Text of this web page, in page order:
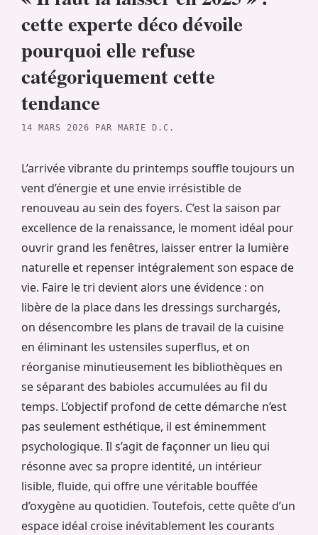
cette experte déco dévoile
pourquoi elle refuse
catégoriquement cette
tendance
14 MARS 2026 PAR MARIE D.C.
L’arrivée vibrante du printemps souffle toujours un
vent d’énergie et une envie irrésistible de
renouveau au sein des foyers. C’est la saison par
excellence de la renaissance, le moment idéal pour
ouvrir grand les fenêtres, laisser entrer la lumière
naturelle et repenser intégralement son espace de
vie. Faire le tri devient alors une évidence : on
libère de la place dans les dressings surchargés,
on désencombre les plans de travail de la cuisine
en éliminant les ustensiles superflus, et on
réorganise minutieusement les bibliothèques en
se séparant des babioles accumulées au fil du
temps. L’objectif profond de cette démarche n’est
pas seulement esthétique, il est éminemment
psychologique. Il s’agit de façonner un lieu qui
résonne avec sa propre identité, un intérieur
lisible, fluide, qui offre une véritable bouffée
d’oxygène au quotidien. Toutefois, cette quête d’un
espace idéal croise inévitablement les courants